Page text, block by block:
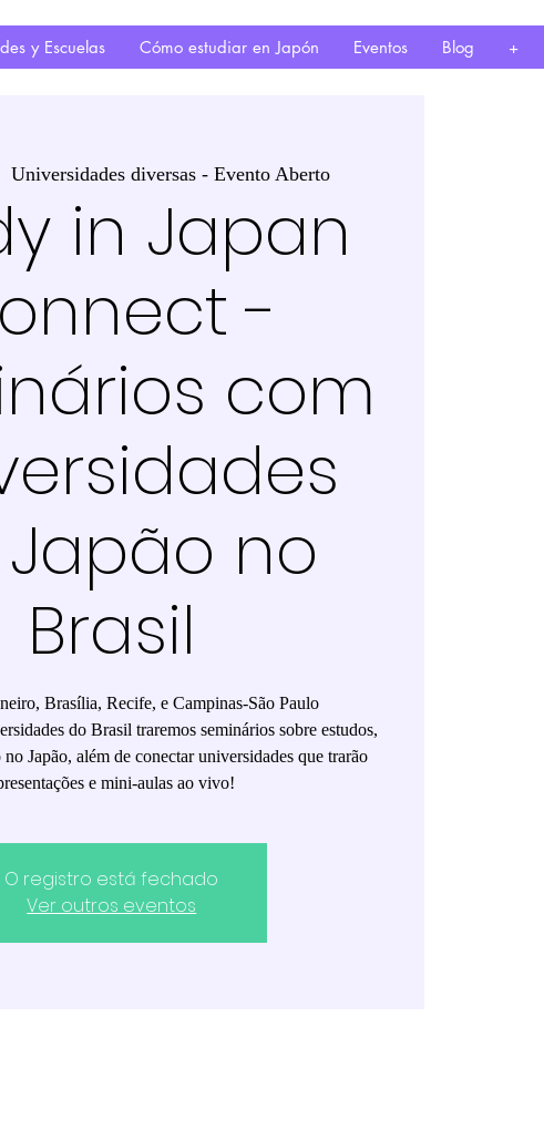
y Escuelas Cómo estudiar en Japón Eventos Blog +
Universidades diversas - Evento Aberto
in Japan
-
com
no
Brasil
Brasília, Recife, e Campinas-São Paulo
do Brasil traremos seminários sobre estudos,
Japão, além de conectar universidades que trarão
e mini-aulas ao vivo!
O registro está fechado
Ver outros eventos